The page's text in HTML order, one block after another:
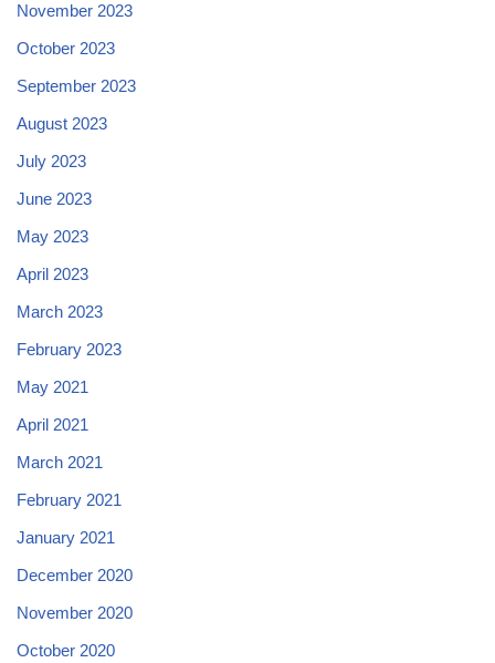
November 2023
October 2023
September 2023
August 2023
July 2023
June 2023
May 2023
April 2023
March 2023
February 2023
May 2021
April 2021
March 2021
February 2021
January 2021
December 2020
November 2020
October 2020